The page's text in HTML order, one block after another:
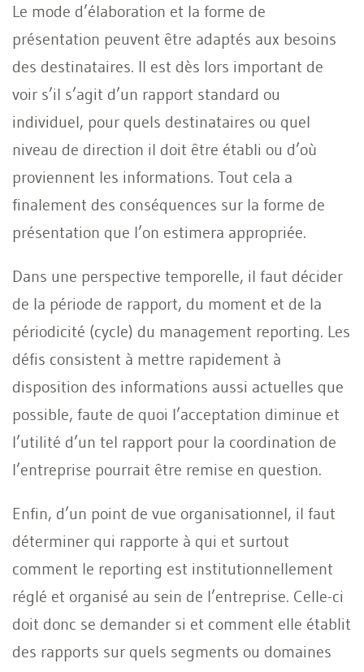
Le mode d’élaboration et la forme de
présentation peuvent être adaptés aux besoins
des destinataires. Il est dès lors important de
voir s’il s’agit d’un rapport standard ou
individuel, pour quels destinataires ou quel
niveau de direction il doit être établi ou d’où
proviennent les informations. Tout cela a
finalement des conséquences sur la forme de
présentation que l’on estimera appropriée.
Dans une perspective temporelle, il faut décider
de la période de rapport, du moment et de la
périodicité (cycle) du management reporting. Les
défis consistent à mettre rapidement à
disposition des informations aussi actuelles que
possible, faute de quoi l’acceptation diminue et
l’utilité d’un tel rapport pour la coordination de
l’entreprise pourrait être remise en question.
Enfin, d’un point de vue organisationnel, il faut
déterminer qui rapporte à qui et surtout
comment le reporting est institutionnellement
réglé et organisé au sein de l’entreprise. Celle-ci
doit donc se demander si et comment elle établit
des rapports sur quels segments ou domaines